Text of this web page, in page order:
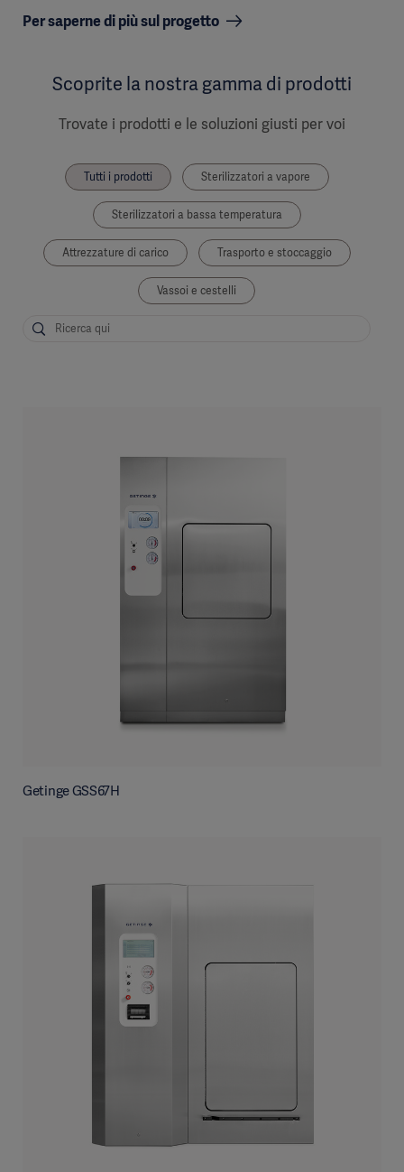
Per saperne di più sul progetto
Scoprite la nostra gamma di prodotti
Trovate i prodotti e le soluzioni giusti per voi
Tutti i prodotti Sterilizzatori a vapore
Sterilizzatori a bassa temperatura
Attrezzature di carico Trasporto e stoccaggio
Vassoi e cestelli
Getinge GSS67H